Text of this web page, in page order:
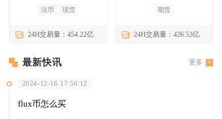
法币 现货
24H交易量：454.22亿
期货
24H交易量：426.53亿
最新快讯 更多
2024-12-16 17:56:12
flux币怎么买